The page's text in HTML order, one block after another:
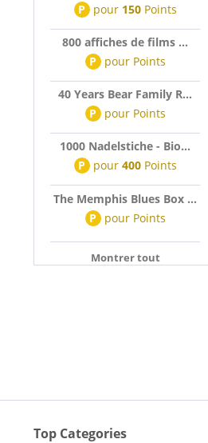
P pour 150Points
800 affiches de films ...
P pour Points
40 Years Bear Family R...
P pour Points
1000 Nadelstiche - Bio...
P pour 400Points
The Memphis Blues Box ...
P pour Points
Montrer tout
Top Categories